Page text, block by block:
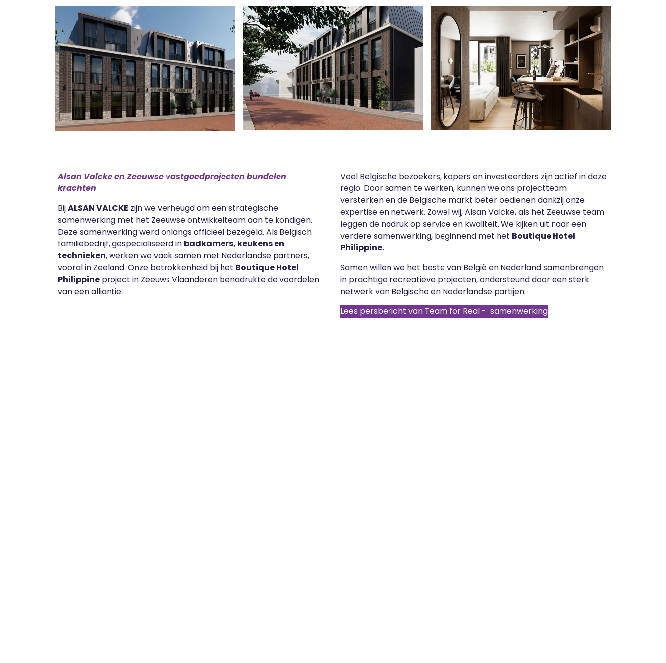
Alsan Valcke en Zeeuwse vastgoedprojecten bundelen
krachten
BijALSAN VALCKE zijn we verheugd om een strategische
samenwerking met het Zeeuwse ontwikkelteam aan te kondigen.
Deze samenwerking werd onlangs officieel bezegeld. Als Belgisch
familiebedrijf, gespecialiseerd in badkamers, keukens en
technieken, werken we vaak samen met Nederlandse partners,
vooral in Zeeland. Onze betrokkenheid bij het Boutique Hotel
Philippine project in Zeeuws Vlaanderen benadrukte de voordelen
van een alliantie.
Veel Belgische bezoekers, kopers en investeerders zijn actief in deze
regio. Door samen te werken, kunnen we ons projectteam
versterken en de Belgische markt beter bedienen dankzij onze
expertise en netwerk. Zowel wij, Alsan Valcke, als het Zeeuwse team
leggen de nadruk op service en kwaliteit. We kijken uit naar een
verdere samenwerking, beginnend met het Boutique Hotel
Philippine.
Samen willen we het beste van België en Nederland samenbrengen
in prachtige recreatieve projecten, ondersteund door een sterk
netwerk van Belgische en Nederlandse partijen.
Lees persbericht van Team for Real - samenwerking​